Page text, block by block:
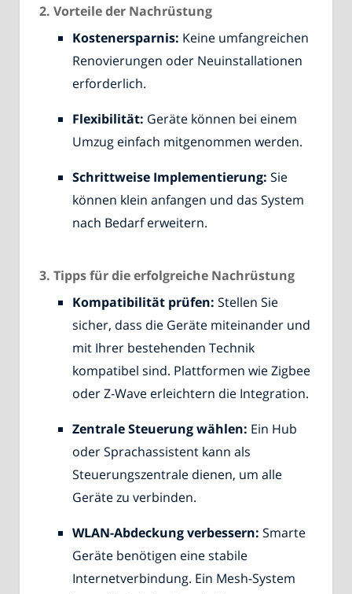
2. Vorteile der Nachrüstung
Kostenersparnis: Keine umfangreichen
Renovierungen oder Neuinstallationen
erforderlich.
Flexibilität: Geräte können bei einem
Umzug einfach mitgenommen werden.
Schrittweise Implementierung: Sie
können klein anfangen und das System
nach Bedarf erweitern.
3. Tipps für die erfolgreiche Nachrüstung
Kompatibilität prüfen: Stellen Sie
sicher, dass die Geräte miteinander und
mit Ihrer bestehenden Technik
kompatibel sind. Plattformen wie Zigbee
oder Z-Wave erleichtern die Integration.
Zentrale Steuerung wählen: Ein Hub
oder Sprachassistent kann als
Steuerungszentrale dienen, um alle
Geräte zu verbinden.
WLAN-Abdeckung verbessern: Smarte
Geräte benötigen eine stabile
Internetverbindung. Ein Mesh-System